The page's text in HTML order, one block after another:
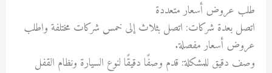
طلب عروض أسعار متعددة
اتصل بعدة شركات: اتصل بثلاث إلى خمس شركات مختلفة واطلب
عروض أسعار مفصلة.
وصف دقيق للمشكلة: قدم وصفًا دقيقًا لنوع السيارة ونظام القفل